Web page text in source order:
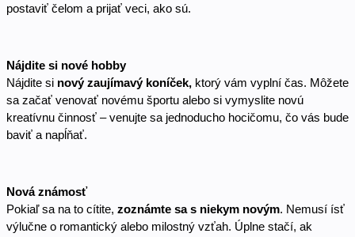
postaviť čelom a prijať veci, ako sú.
Nájdite si nové hobby
Nájdite si nový zaujímavý koníček, ktorý vám vyplní čas. Môžete
sa začať venovať novému športu alebo si vymyslite novú
kreatívnu činnosť – venujte sa jednoducho hocičomu, čo vás bude
baviť a napĺňať.
Nová známosť
Pokiaľ sa na to cítite, zoznámte sa s niekym novým. Nemusí ísť
výlučne o romantický alebo milostný vzťah. Úplne stačí, ak